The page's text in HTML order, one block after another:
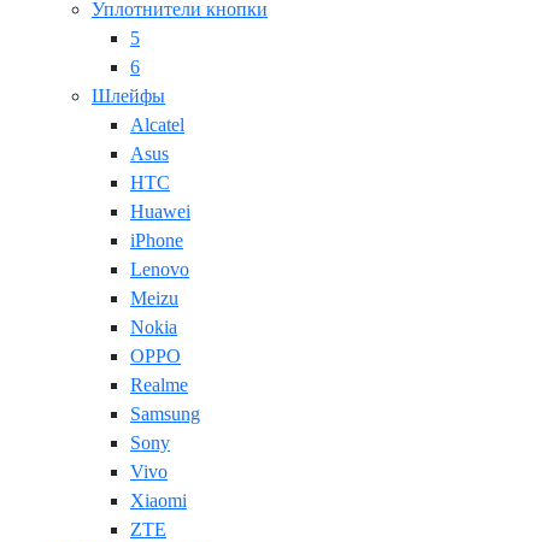
Уплотнители кнопки
5
6
Шлейфы
Alcatel
Asus
HTC
Huawei
iPhone
Lenovo
Meizu
Nokia
OPPO
Realme
Samsung
Sony
Vivo
Xiaomi
ZTE